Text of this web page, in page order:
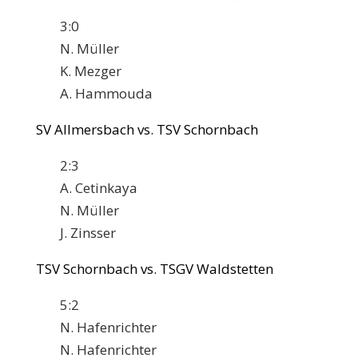
3:0
N. Müller
K. Mezger
A. Hammouda
SV Allmersbach vs. TSV Schornbach
2:3
A. Cetinkaya
N. Müller
J. Zinsser
TSV Schornbach vs. TSGV Waldstetten
5:2
N. Hafenrichter
N. Hafenrichter